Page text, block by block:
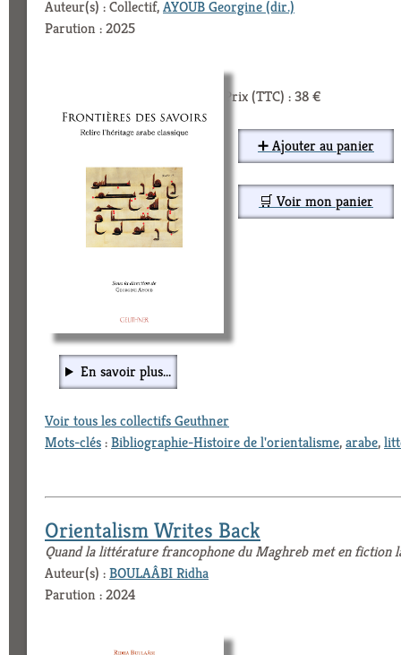
Auteur(s) : Collectif,AYOUB Georgine (dir.)
Parution : 2025
Prix (TTC) : 38 €
➕ Ajouter au panier
🛒 Voir mon panier
En savoir plus...
Voir tous les collectifs Geuthner
Mots-clés:Bibliographie-Histoire de l'orientalisme,arabe,
Orientalism Writes Back
Quand la littérature francophone du Maghreb met en fiction
Auteur(s) :BOULAÂBI Ridha
Parution : 2024